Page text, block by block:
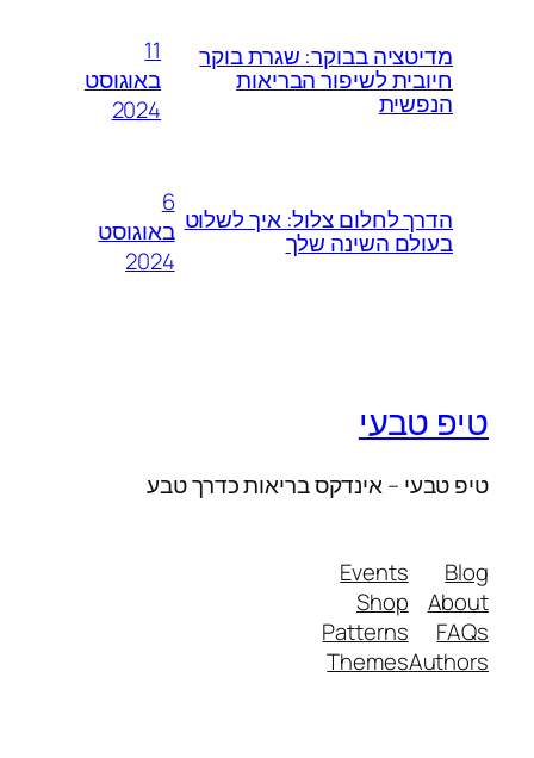
מדיטציה בבוקר: שגרת בוקר
חיובית לשיפור הבריאות
הנפשית
11
באוגוסט
2024
הדרך לחלום צלול: איך לשלוט
בעולם השינה שלך
6
באוגוסט
2024
טיפ טבעי
טיפ טבעי – אינדקס בריאות כדרך טבע
Blog
About
FAQs
Authors
Events
Shop
Patterns
Themes